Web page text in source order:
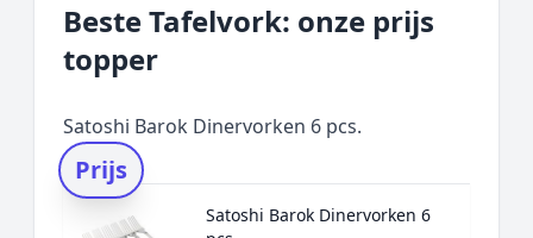
Beste Tafelvork: onze prijs
topper
Satoshi Barok Dinervorken 6 pcs.
Prijs
Satoshi Barok Dinervorken 6